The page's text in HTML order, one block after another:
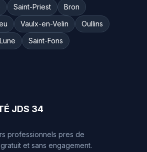
Saint-Priest
Bron
Vaulx-en-Velin
Oullins
Saint-Fons
JDS 34
professionnels pres de
et sans engagement.